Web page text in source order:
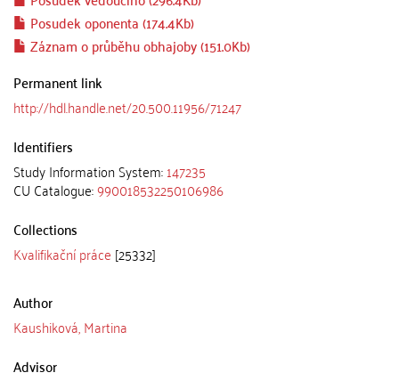
Posudek oponenta (174.4Kb)
Záznam o průběhu obhajoby (151.0Kb)
Permanent link
http://hdl.handle.net/20.500.11956/71247
Identifiers
Study Information System:147235
CU Catalogue:990018532250106986
Collections
Kvalifikační práce [25332]
Author
Kaushiková, Martina
Advisor